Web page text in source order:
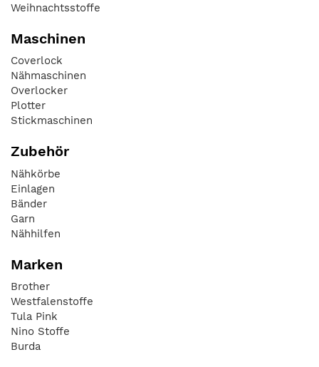
Weihnachtsstoffe
Maschinen
Coverlock
Nähmaschinen
Overlocker
Plotter
Stickmaschinen
Zubehör
Nähkörbe
Einlagen
Bänder
Garn
Nähhilfen
Marken
Brother
Westfalenstoffe
Tula Pink
Nino Stoffe
Burda